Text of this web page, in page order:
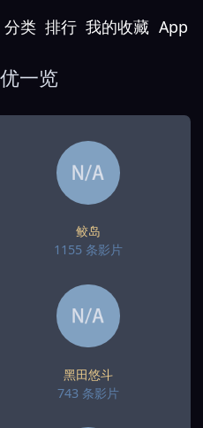
分类 排行 我的收藏 App
一览
鲛岛
1155 条影片
黑田悠斗
743 条影片